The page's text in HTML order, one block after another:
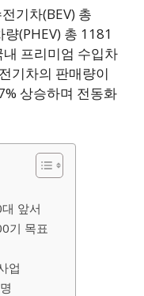
기차(BEV) 총
(PHEV) 총 1181
프리미엄 수입차
기차의 판매량이
상승하며 전동화
앞서
기 목표
업